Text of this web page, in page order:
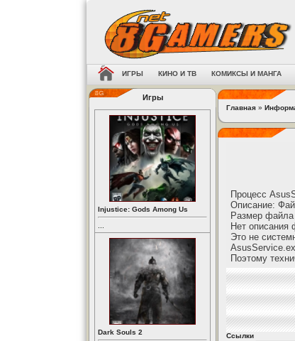
ИГРЫ КИНО И ТВ КОМИКСЫ И МАНГА
Игры
Injustice: Gods Among Us
Dark Souls 2
Главная »
Процесс
Описание:
Размер файла
Нет описания
Это не
Поэтому
Ссылки